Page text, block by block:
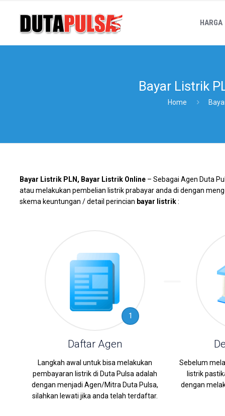
HARGA
Bayar Listrik
Home
Bayar Listrik PLN, Bayar Listrik Online – Sebagai Agen Duta
atau melakukan pembelian listrik prabayar anda di dengan
skema keuntungan / detail perincian bayar listrik:
1
Daftar Agen
Langkah awal untuk bisa melakukan
pembayaran listrik di Duta Pulsa adalah
dengan menjadi Agen/Mitra Duta Pulsa,
silahkan lewati jika anda telah terdaftar.
Sebelum
listrik
dengan